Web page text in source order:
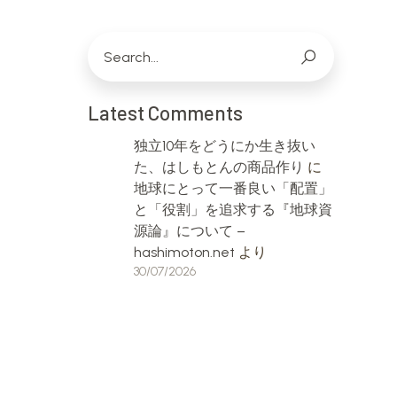
Latest Comments
独立10年をどうにか生き抜い
た、はしもとんの商品作り に
地球にとって一番良い「配置」
と「役割」を追求する『地球資
源論』について –
hashimoton.net より
30/07/2026